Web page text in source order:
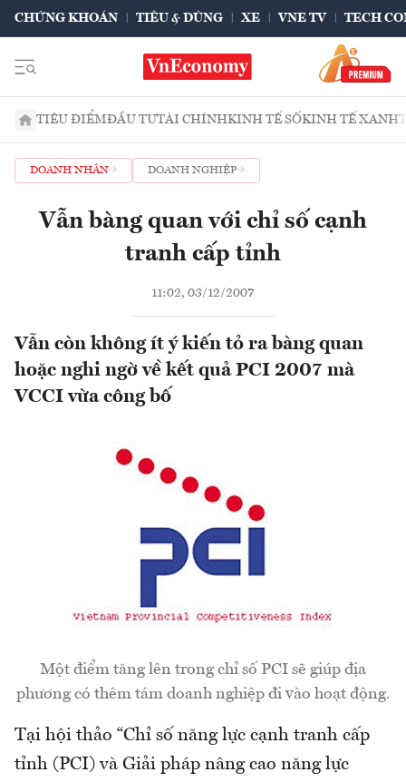
CHỨNG KHOÁN TIÊU & DÙNG XE VNE TV TECH
TIÊU ĐIỂMĐẦU TƯTÀI CHÍNHKINH TẾ SỐKINH TẾ XANH
DOANH NHÂN DOANH NGHIỆP
Vẫn bàng quan với chỉ số cạnh
tranh cấp tỉnh
11:02, 03/12/2007
Vẫn còn không ít ý kiến tỏ ra bàng quan
hoặc nghi ngờ về kết quả PCI 2007 mà
VCCI vừa công bố
Một điểm tăng lên trong chỉ số PCI sẽ giúp địa
phương có thêm tám doanh nghiệp đi vào hoạt động.
Tại hội thảo “Chỉ số năng lực cạnh tranh cấp
tỉnh (PCI) và Giải pháp nâng cao năng lực